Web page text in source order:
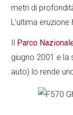
metri di
L’ultima
Parco
giugno 2001 e la
auto) lo rende